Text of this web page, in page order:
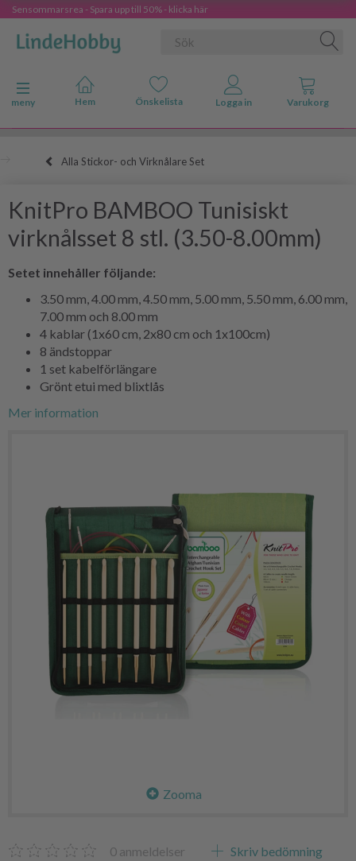
Sensommarsrea - Spara upp till 50% - klicka här
Ändra navigering
meny
Alla Stickor- och Virknålare Set
KnitPro BAMBOO Tunisiskt
virknålsset 8 stl. (3.50-8.00mm)
Setet innehåller följande:
3.50 mm, 4.00 mm, 4.50 mm, 5.00 mm, 5.50 mm, 6.00 mm,
7.00 mm och 8.00 mm
4 kablar (1x60 cm, 2x80 cm och 1x100cm)
8 ändstoppar
1 set kabelförlängare
Grönt etui med blixtlås
Mer information
Zooma
0 anmeldelser Skriv bedömning